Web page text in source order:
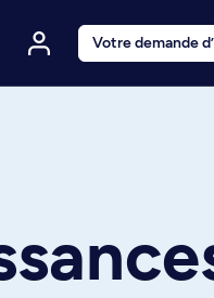
Votre demande